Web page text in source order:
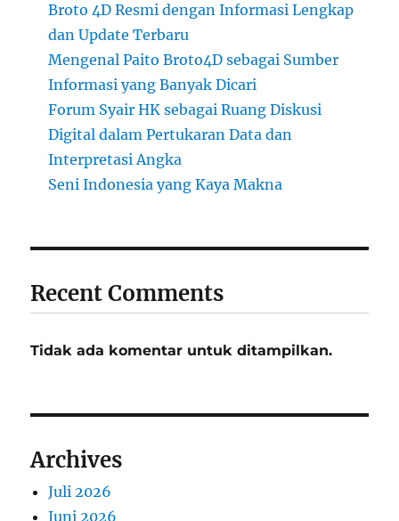
Broto 4D Resmi dengan Informasi Lengkap
dan Update Terbaru
Mengenal Paito Broto4D sebagai Sumber
Informasi yang Banyak Dicari
Forum Syair HK sebagai Ruang Diskusi
Digital dalam Pertukaran Data dan
Interpretasi Angka
Seni Indonesia yang Kaya Makna
Recent Comments
Tidak ada komentar untuk ditampilkan.
Archives
Juli 2026
Juni 2026